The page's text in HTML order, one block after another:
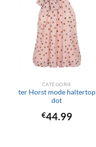
CATEGORIE
ter Horst mode haltertop
dot
€44.99